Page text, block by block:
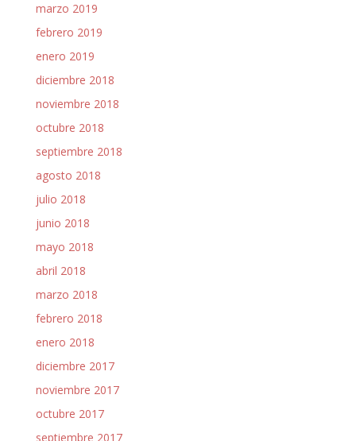
marzo 2019
febrero 2019
enero 2019
diciembre 2018
noviembre 2018
octubre 2018
septiembre 2018
agosto 2018
julio 2018
junio 2018
mayo 2018
abril 2018
marzo 2018
febrero 2018
enero 2018
diciembre 2017
noviembre 2017
octubre 2017
septiembre 2017